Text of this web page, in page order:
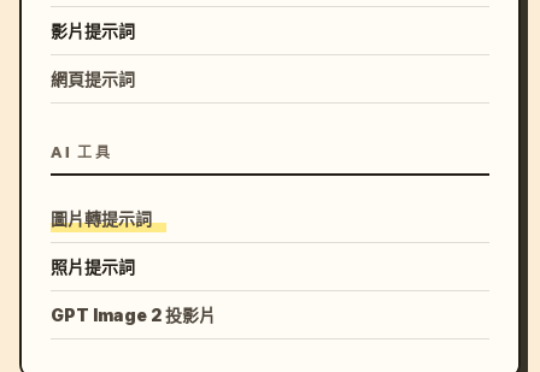
影片提示詞
網頁提示詞
AI 工具
圖片轉提示詞
照片提示詞
GPT Image 2 投影片